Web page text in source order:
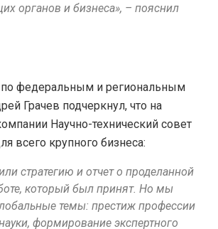
органов и бизнеса», – пояснил
федеральным и региональным
Грачев подчеркнул, что на
Научно-технический совет
всего крупного бизнеса:
стратегию и отчет о проделанной
который был принят. Но мы
темы: престиж профессии
формирование экспертного